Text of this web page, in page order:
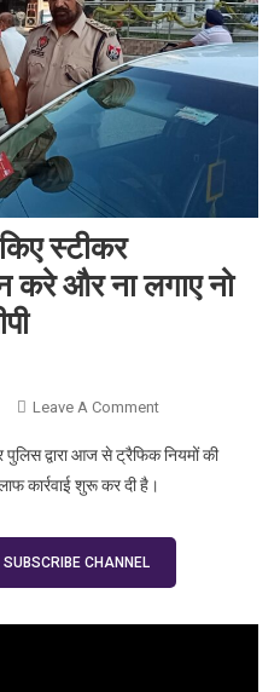
स्टीकर
करे और ना लगाए नो
Leave A CommentOn ट्रैफिक
स्टीकर
लगाए नो पार्किंग में
द्वारा आज से ट्रैफिक नियमों की
कार्रवाई शुरू कर दी है।
CHANNEL